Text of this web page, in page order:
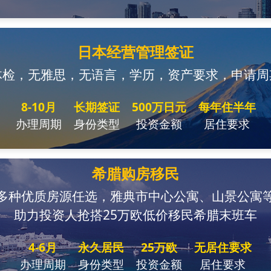
日本经营管理签证
，无雅思，无语言，学历，资产要求，申请
8-10月
办理周期
长期签证
身份类型
500万日元
投资金额
每年住半年
居住要求
希腊购房移民
种优质房源任选，雅典市中心公寓、山景公寓
助力投资人抢搭25万欧低价移民希腊末班车
4-6月
办理周期
永久居民
身份类型
25万欧
投资金额
无居住要求
居住要求